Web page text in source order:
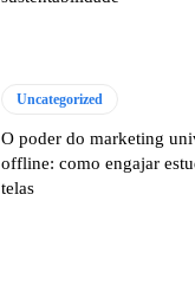
Uncategorized
O poder do marketing
offline: como engajar
telas